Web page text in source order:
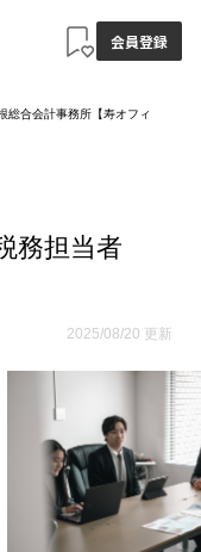
会員登録
総合会計事務所【寿オフィ
務担当者
2025/08/20 更新